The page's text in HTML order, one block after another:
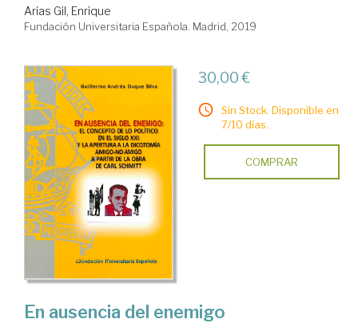
Arias Gil, Enrique
Fundación Universitaria Española. Madrid, 2019
30,00 €
Sin Stock. Disponible en
7/10 días.
COMPRAR
En ausencia del enemigo